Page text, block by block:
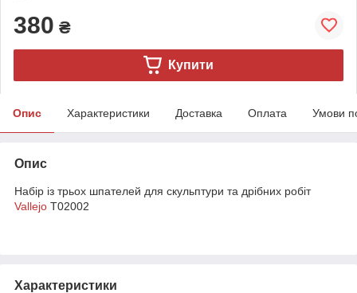
380 ₴
Купити
Опис Характеристики Доставка Оплата Умови
Опис
Набір із трьох шпателей для скульптури та дрібних робіт
Vallejo T02002
Характеристики